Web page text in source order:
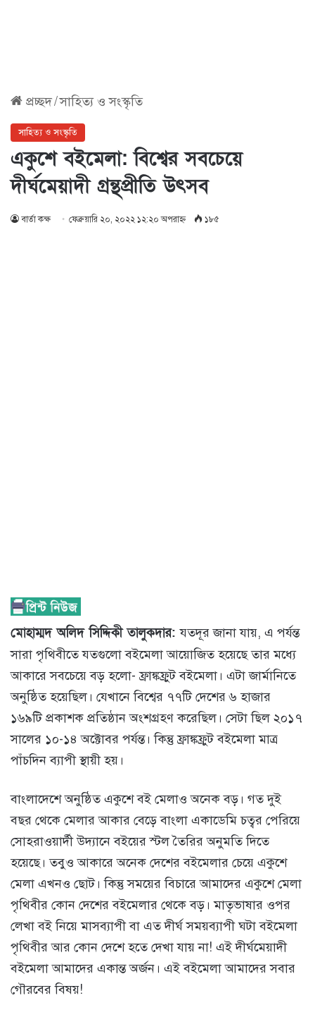
প্রচ্ছদ/সাহিত্য ও সংস্কৃতি
সাহিত্য ও সংস্কৃতি
একুশে বইমেলা: বিশ্বের সবচেয়ে
দীর্ঘমেয়াদী গ্রন্থপ্রীতি উৎসব
বার্তা কক্ষ ফেব্রুয়ারি ২০, ২০২২ ১২:২০ অপরাহ্ণ ১৮৫
মোহাম্মদ অলিদ সিদ্দিকী তালুকদার:যতদূর জানা যায়, এ পর্যন্ত
সারা পৃথিবীতে যতগুলো বইমেলা আয়োজিত হয়েছে তার মধ্যে
আকারে সবচেয়ে বড় হলো- ফ্রাঙ্কফ্রুট বইমেলা। এটা জার্মানিতে
অনুষ্ঠিত হয়েছিল। যেখানে বিশ্বের ৭৭টি দেশের ৬ হাজার
১৬৯টি প্রকাশক প্রতিষ্ঠান অংশগ্রহণ করেছিল। সেটা ছিল ২০১৭
সালের ১০-১৪ অক্টোবর পর্যন্ত। কিন্তু ফ্রাঙ্কফ্রুট বইমেলা মাত্র
পাঁচদিন ব্যাপী স্থায়ী হয়।
বাংলাদেশে অনুষ্ঠিত একুশে বই মেলাও অনেক বড়। গত দুই
বছর থেকে মেলার আকার বেড়ে বাংলা একাডেমি চত্বর পেরিয়ে
সোহরাওয়ার্দী উদ্যানে বইয়ের স্টল তৈরির অনুমতি দিতে
হয়েছে। তবুও আকারে অনেক দেশের বইমেলার চেয়ে একুশে
মেলা এখনও ছোট। কিন্তু সময়ের বিচারে আমাদের একুশে মেলা
পৃথিবীর কোন দেশের বইমেলার থেকে বড়। মাতৃভাষার ওপর
লেখা বই নিয়ে মাসব্যাপী বা এত দীর্ঘ সময়ব্যাপী ঘটা বইমেলা
পৃথিবীর আর কোন দেশে হতে দেখা যায় না! এই দীর্ঘমেয়াদী
বইমেলা আমাদের একান্ত অর্জন। এই বইমেলা আমাদের সবার
গৌরবের বিষয়!